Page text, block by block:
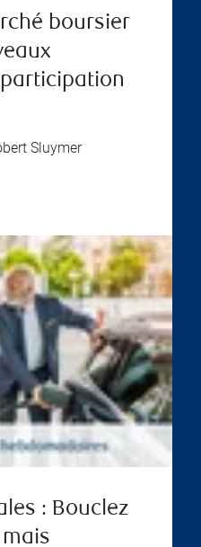
boursier
Sluymer
: Bouclez